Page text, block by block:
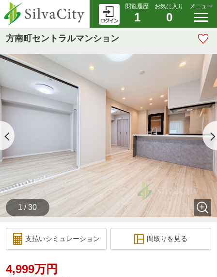
閲覧履歴
1
お気に入り
0
メニュー
方南町セントラルマンション
1 / 30
支払いシミュレーション 間取りを見る
4,999万円